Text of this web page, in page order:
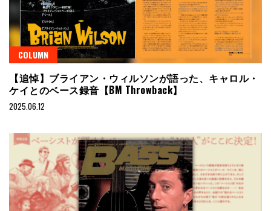
COLUMN
【追悼】ブライアン・ウィルソンが語った、キャロル・
ケイとのベース録音【BM Throwback】
2025.06.12